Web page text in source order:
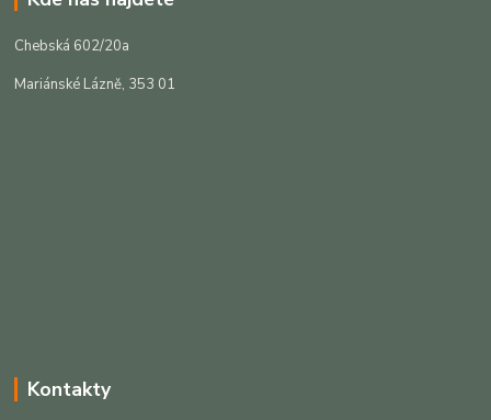
Chebská 602/20a
Mariánské Lázně, 353 01
Kontakty